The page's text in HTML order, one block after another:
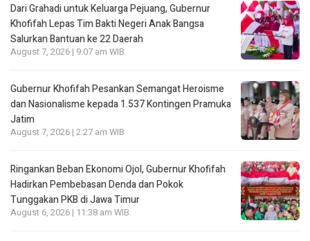
Dari Grahadi untuk Keluarga Pejuang, Gubernur
Khofifah Lepas Tim Bakti Negeri Anak Bangsa
Salurkan Bantuan ke 22 Daerah
August 7, 2026 | 9:07 am WIB
Gubernur Khofifah Pesankan Semangat Heroisme
dan Nasionalisme kepada 1.537 Kontingen Pramuka
Jatim
August 7, 2026 | 2:27 am WIB
Ringankan Beban Ekonomi Ojol, Gubernur Khofifah
Hadirkan Pembebasan Denda dan Pokok
Tunggakan PKB di Jawa Timur
August 6, 2026 | 11:38 am WIB